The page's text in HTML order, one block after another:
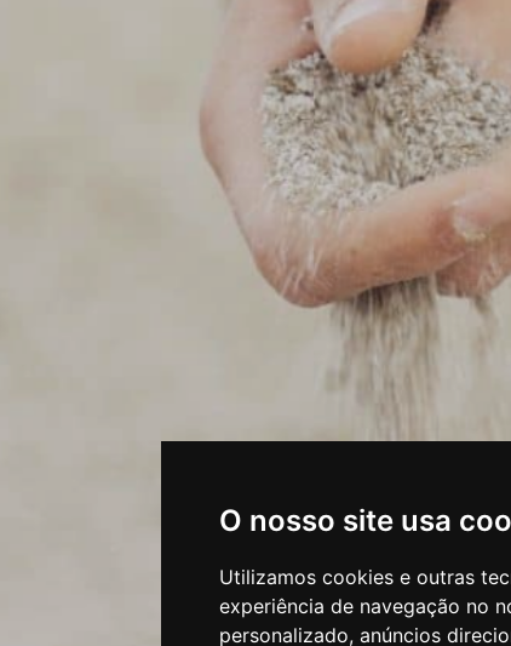
O nosso site usa
Utilizamos cookies e outras
experiência de navegação no
personalizado, anúncios